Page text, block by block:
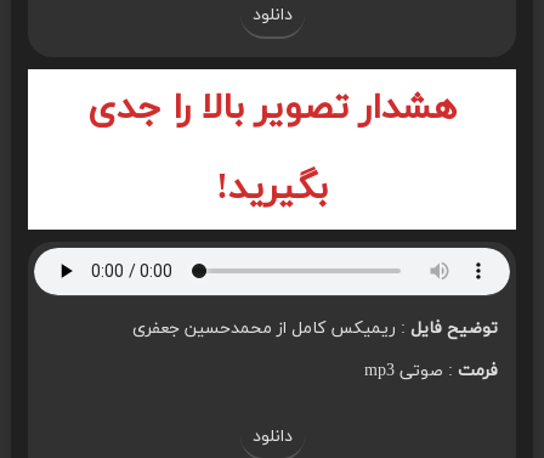
دانلود
هشدار تصویر بالا را جدی
بگیرید!
توضیح فایل: ریمیکس کامل از محمدحسین جعفری
فرمت: صوتی mp3
دانلود